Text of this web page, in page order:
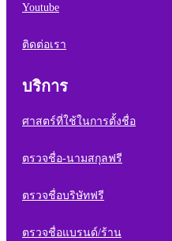
Youtube
ติดต่อเรา
บริการ
ศาสตร์ที่ใช้ในการตั้งชื่อ
ตรวจชื่อ-นามสกุลฟรี
ตรวจชื่อบริษัทฟรี
ตรวจชื่อแบรนด์/ร้าน